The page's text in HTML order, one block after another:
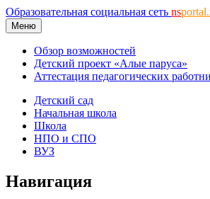
Образовательная социальная сеть ns
Меню
Обзор возможностей
Детский проект «Алые паруса»
Аттестация педагогических
Детский сад
Начальная школа
Школа
НПО и СПО
ВУЗ
Навигация